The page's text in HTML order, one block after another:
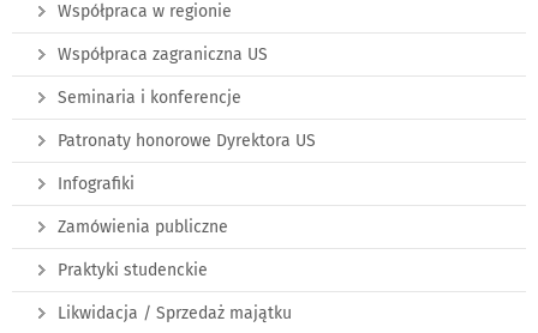
Współpraca w regionie
Współpraca zagraniczna US
Seminaria i konferencje
Patronaty honorowe Dyrektora US
Infografiki
Zamówienia publiczne
Praktyki studenckie
Likwidacja / Sprzedaż majątku